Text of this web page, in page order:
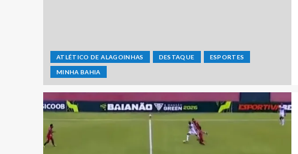
ATLÉTICO DE ALAGOINHAS DESTAQUE ESPORTES
MINHA BAHIA